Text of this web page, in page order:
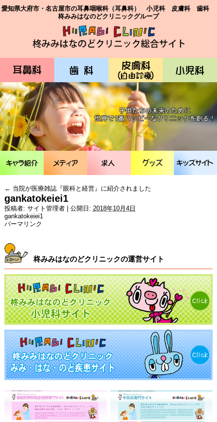
愛知県大府市・名古屋市の耳鼻咽喉科（耳鼻科） 小児科 皮膚科 歯科
柊みみはなのどクリニックグループ
← 当院が医療雑誌『眼科と経営』に紹介されました
gankatokeiei1
投稿者: サイト管理者 公開日: 2018年10月4日
gankatokeiei1
パーマリンク
柊みみはなのどクリニックの運営サイト